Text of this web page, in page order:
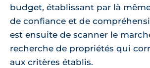
budget, établissant par là
de confiance et de
est ensuite de scanner le
recherche de propriétés qui
aux critères établis.